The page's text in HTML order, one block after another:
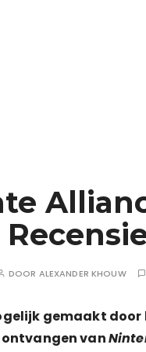
DOOR ALEXANDER KHOUW
gemaakt
van